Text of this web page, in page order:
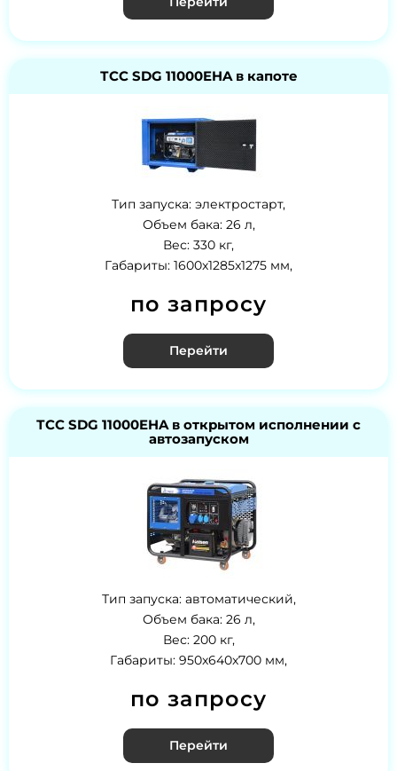
ТСС SDG 11000EHA в капоте
Тип запуска: электростарт,
Объем бака: 26 л,
Вес: 330 кг,
Габариты: 1600x1285x1275 мм,
по запросу
Перейти
ТСС SDG 11000EHA в открытом исполнении с
автозапуском
Тип запуска: автоматический,
Объем бака: 26 л,
Вес: 200 кг,
Габариты: 950x640x700 мм,
по запросу
Перейти